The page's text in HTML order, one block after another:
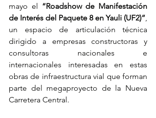
mayo el “Roadshow de Manifestación
de Interés del Paquete 8 en Yauli (UF2)”,
un espacio de articulación técnica
dirigido a empresas constructoras y
consultoras nacionales e
internacionales interesadas en estas
obras de infraestructura vial que forman
parte del megaproyecto de la Nueva
Carretera Central.